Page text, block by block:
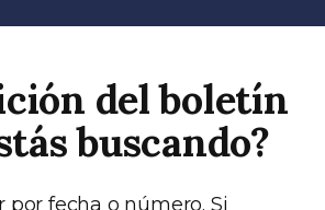
del boletín
buscando?
por fecha o número. Si